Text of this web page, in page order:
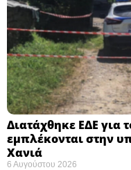
Διατάχθηκε ΕΔΕ για
εμπλέκονται στην
Χανιά
6 Αυγούστου 2026